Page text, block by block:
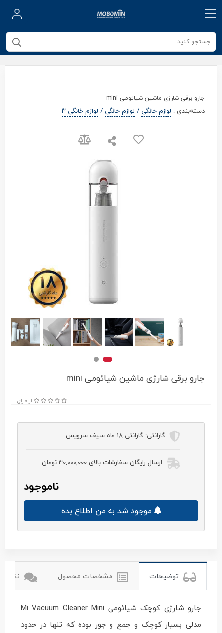
جارو برقی شارژی ماشین شیائومی mini
دسته‌بندی : لوازم خانگی / لوازم خانگی / لوازم خانگی ۳
جارو برقی شارژی ماشین شیائومی mini
از 0 رای
گارانتی: گارانتی 18 ماه سیف سرویس
ارسال رایگان سفارشات بالای 30,000,000 تومان
ناموجود
توضیحات مشخصات محصول نظرات
جارو شارژی کوچک شیائومی Mi Vacuum Cleaner Mini
مدلی بسیار کوچک و جمع و جور بوده که تنها در حدود